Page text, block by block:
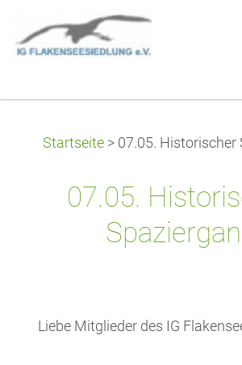
Startseite > 07.05. Historischer
07.05.
Liebe Mitglieder des IG